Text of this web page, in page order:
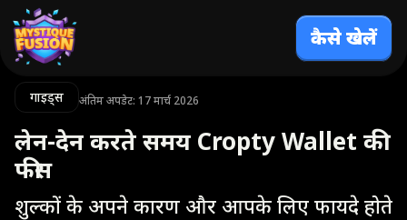
कैसे खेलें
गाइड्स अंतिम अपडेट: 17 मार्च 2026
लेन-देन करते समय Cropty Wallet की
फीस
शुल्कों के अपने कारण और आपके लिए फायदे होते